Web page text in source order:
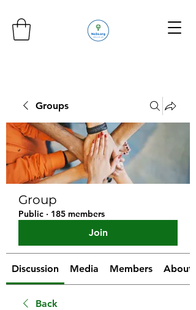
Groups
Group
Public · 185 members
Join
Discussion Media Members About
Back